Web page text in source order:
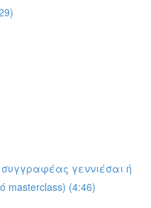
γεννιέσαι ή
(4:46)